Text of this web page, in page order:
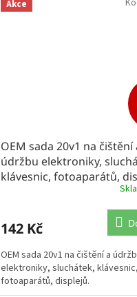
Akce
OEM sada 20v1 na čištění
údržbu elektroniky,
klávesnic, fotoaparátů,
142 Kč
OEM sada 20v1 na čištění a
elektroniky, sluchátek, klávesnic,
fotoaparátů, displejů.